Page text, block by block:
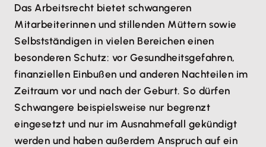
Das Arbeitsrecht bietet schwangeren
Mitarbeiterinnen und stillenden Müttern sowie
Selbstständigen in vielen Bereichen einen
besonderen Schutz: vor Gesundheitsgefahren,
finanziellen Einbußen und anderen Nachteilen im
Zeitraum vor und nach der Geburt. So dürfen
Schwangere beispielsweise nur begrenzt
eingesetzt und nur im Ausnahmefall gekündigt
werden und haben außerdem Anspruch auf ein